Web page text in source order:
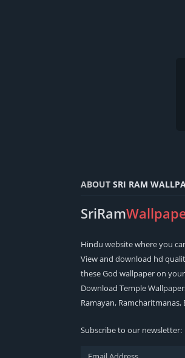
ABOUT SRI RAM
SriRam
Hindu website where you
View and download hd
these God wallpaper on
Download Temple
Ramayan, Ramcharitmanas,
Subscribe to our newsletter: